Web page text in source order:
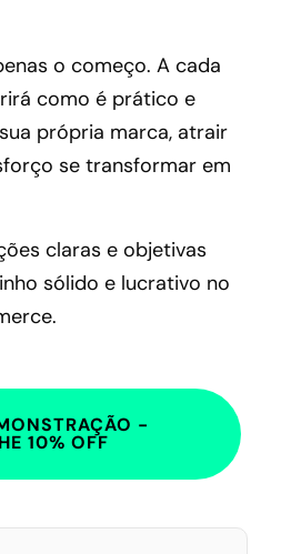
o começo. A cada
como é prático e
própria marca, atrair
se transformar em
claras e objetivas
sólido e lucrativo no
-
10% OFF